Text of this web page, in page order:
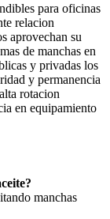
para oficinas
relacion
aprovechan su
de manchas en
y privadas los
y permanencia
rotacion
en equipamiento
manchas